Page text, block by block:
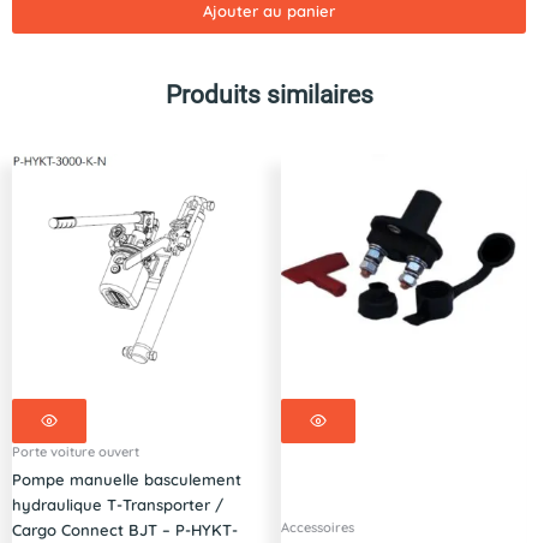
Ifor
-
CT177
Ajouter au panier
Produits similaires
Porte voiture ouvert
Pompe manuelle basculement
hydraulique T-Transporter /
Cargo Connect BJT – P-HYKT-
Accessoires